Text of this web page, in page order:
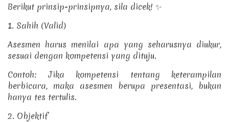
Berikut prinsip-prinsipnya, sila dicek! ✨
1. Sahih (Valid)
Asesmen harus menilai apa yang seharusnya diukur,
sesuai dengan kompetensi yang dituju.
Contoh: Jika kompetensi tentang keterampilan
berbicara, maka asesmen berupa presentasi, bukan
hanya tes tertulis.
2. Objektif